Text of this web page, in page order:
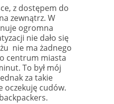
z dostępem do
zewnątrz. W
ogromna
nie dało się
nie ma żadnego
centrum miasta
To był mój
za takie
oczekuję cudów.